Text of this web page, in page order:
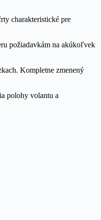
charakteristické pre
požiadavkám na akúkoľvek
Kompletne zmenený
polohy volantu a